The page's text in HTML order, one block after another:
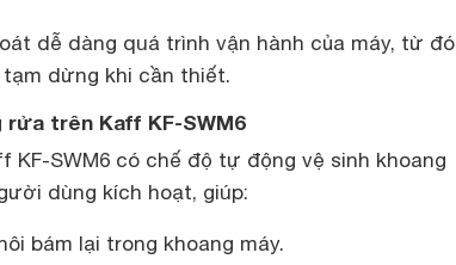
dễ dàng quá trình vận hành của máy, từ đó
dừng khi cần thiết.
trên Kaff KF-SWM6
SWM6 có chế độ tự động vệ sinh khoang
dùng kích hoạt, giúp:
bám lại trong khoang máy.